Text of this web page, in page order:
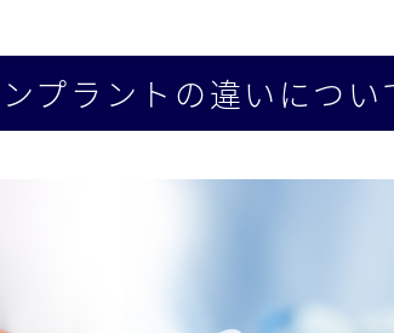
プラントの違いについ